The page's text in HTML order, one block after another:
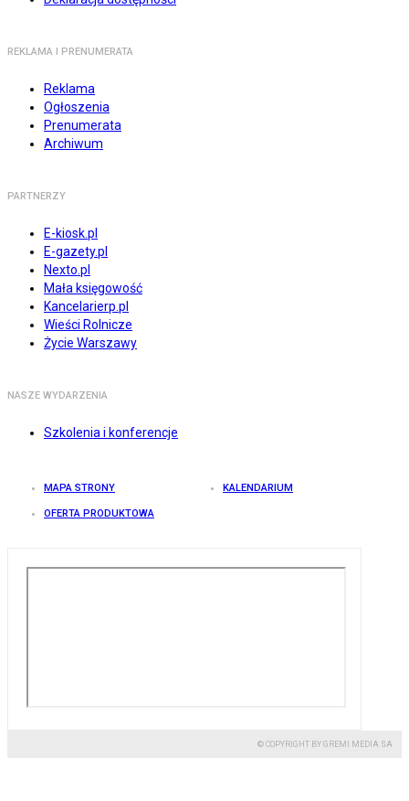
REKLAMA I PRENUMERATA
Reklama
Ogłoszenia
Prenumerata
Archiwum
PARTNERZY
E-kiosk.pl
E-gazety.pl
Nexto.pl
Mała księgowość
Kancelarierp.pl
Wieści Rolnicze
Życie Warszawy
NASZE WYDARZENIA
Szkolenia i konferencje
MAPA STRONY KALENDARIUM
OFERTA PRODUKTOWA
© COPYRIGHT BY GREMI MEDIA SA